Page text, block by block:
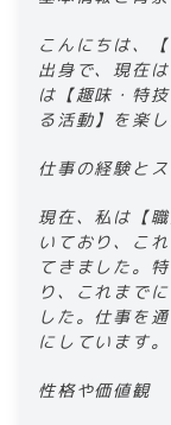
こんにちは、
出身で、現在
は【趣味・特
る活動】を楽し
仕事の経験と
現在、私は【
いており、こ
てきました。
り、これまで
した。仕事を
にしています。​
​​性格や価値観​